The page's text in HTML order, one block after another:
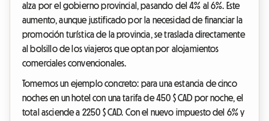
alza por el gobierno provincial, pasando del 4% al 6%. Este
aumento, aunque justificado por la necesidad de financiar la
promoción turística de la provincia, se traslada directamente
al bolsillo de los viajeros que optan por alojamientos
comerciales convencionales.
Tomemos un ejemplo concreto: para una estancia de cinco
noches en un hotel con una tarifa de 450 $ CAD por noche, el
total asciende a 2250 $ CAD. Con el nuevo impuesto del 6% y